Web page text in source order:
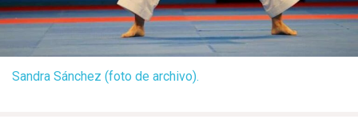
Sandra Sánchez (foto de archivo).